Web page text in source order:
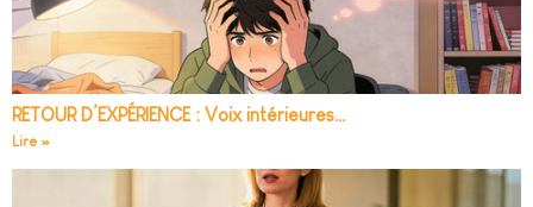
RETOUR D’EXPÉRIENCE : Voix intérieures…
Lire »